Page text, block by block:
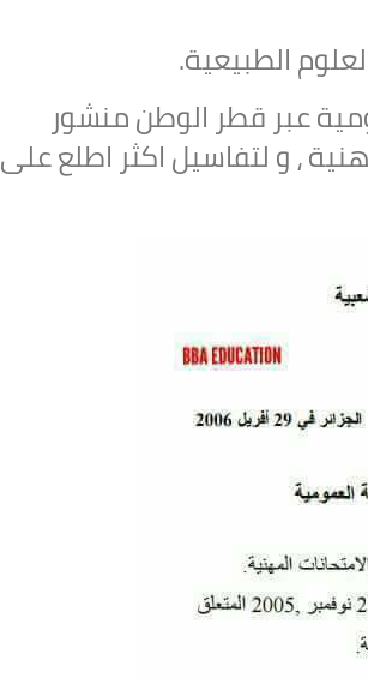
الطبيعية.
عبر قطر الوطن منشور
، و لتفاسيل اكثر اطلع على